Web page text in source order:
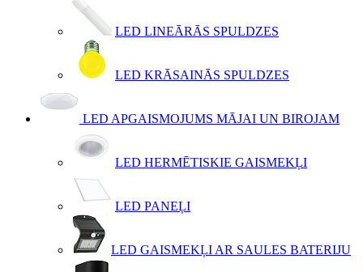
LED LINEĀRĀS SPULDZES
LED KRĀSAINĀS SPULDZES
LED APGAISMOJUMS MĀJAI UN BIROJAM
LED HERMĒTISKIE GAISMEKĻI
LED PANEĻI
LED GAISMEKĻI AR SAULES BATERIJU